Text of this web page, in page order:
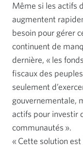
Même si les actifs
augmentent
besoin pour gérer
continuent de
dernière, « les
fiscaux des
seulement
gouvernementale,
actifs pour investir
communautés ».
« Cette solution